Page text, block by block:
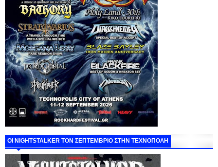
ΟΙ NIGHTSTALKER ΤΟΝ ΣΕΠΤΕΜΒΡΙΟ ΣΤΗΝ ΤΕΧΝΟΠΟΛΗ